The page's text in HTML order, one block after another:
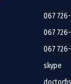
067
067
067
skype